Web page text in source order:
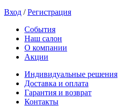
Вход /Регистрация
События
Наш салон
О компании
Акции
Индивидуальные решения
Доставка и оплата
Гарантия и возврат
Контакты